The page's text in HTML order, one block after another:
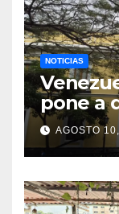
NOTICIAS
pone a
y
AGOSTO